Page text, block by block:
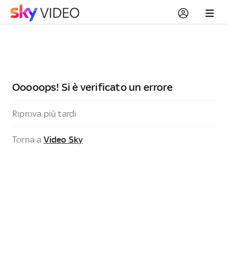
Ooooops! Si è verificato un errore
Riprova più tardi
Torna a Video Sky